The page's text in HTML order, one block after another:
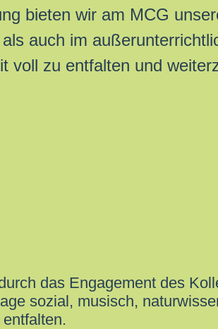
bieten wir am MCG
auch im
voll zu entfalten und
das Engagement des
sozial, musisch,